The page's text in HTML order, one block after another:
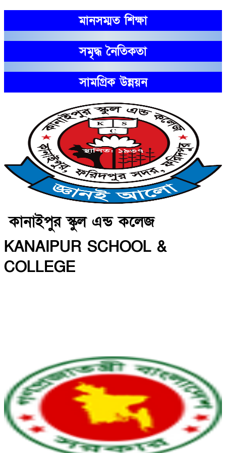
মানসম্মত শিক্ষা
সমৃদ্ধ নৈতিকতা
সামগ্রিক উন্নয়ন
কানাইপুর স্কুল এন্ড কলেজ
KANAIPUR SCHOOL &
COLLEGE